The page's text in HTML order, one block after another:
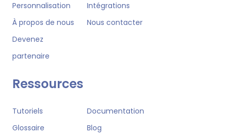
Personnalisation
Intégrations
À propos de nous
Nous contacter
Devenez
partenaire
Ressources
Tutoriels
Documentation
Glossaire
Blog